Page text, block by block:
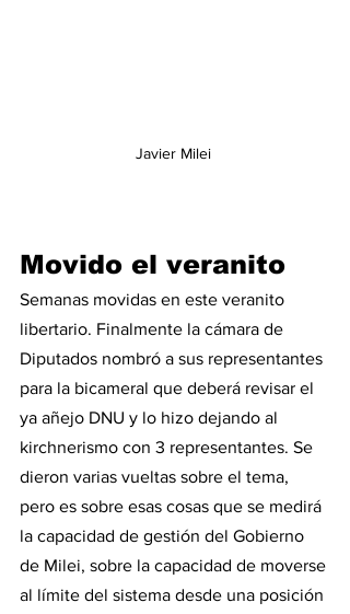
Javier Milei
Movido el veranito
Semanas movidas en este veranito
libertario. Finalmente la cámara de
Diputados nombró a sus representantes
para la bicameral que deberá revisar el
ya añejo DNU y lo hizo dejando al
kirchnerismo con 3 representantes. Se
dieron varias vueltas sobre el tema,
pero es sobre esas cosas que se medirá
la capacidad de gestión del Gobierno
de Milei, sobre la capacidad de moverse
al límite del sistema desde una posición